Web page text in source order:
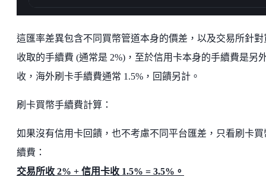
這匯率差異包含不同買幣管道本身的價差，以及交易所針對
收取的手續費 (通常是 2%)，至於信用卡本身的手續費是另
收，海外刷卡手續費通常 1.5%，回饋另計。
刷卡買幣手續費計算：
如果沒有信用卡回饋，也不考慮不同平台匯差，只看刷卡買
續費：
交易所收 2% + 信用卡收 1.5% = 3.5%。